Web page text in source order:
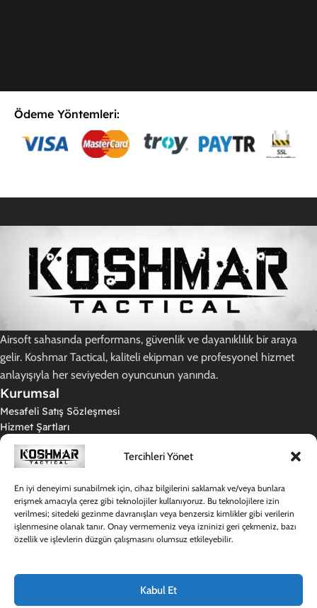
Tercihleri Yönet
En iyi deneyimi sunabilmek için, cihaz bilgilerini saklamak ve/veya bunlara
erişmek amacıyla çerez gibi teknolojiler kullanıyoruz. Bu teknolojilere izin
verilmesi; sitedeki gezinme davranışları veya benzersiz kimlikler gibi verilerin
işlenmesine olanak tanır. Onay vermemeniz veya izninizi geri çekmeniz, bazı
özellik ve işlevlerin düzgün çalışmasını olumsuz etkileyebilir.
Kabul Et
Ödeme Yöntemleri:
Airsoft sahasında performans, güvenlik ve dayanıklılık bir araya
gelir. Koshmar Tactical, kaliteli ekipman ve profesyonel hizmet
anlayışıyla her seviyeden oyuncunun yanında.
Kurumsal
Mesafeli Satış Sözleşmesi
Hizmet Şartları
Gizlilik Politikası
İade ve Teslimat Koşulları
Kargo Politikamız
Destek
Hakkımızda
Sıkça Sorulan Sorular
İletişim